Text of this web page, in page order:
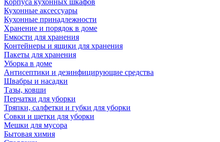
Корпуса кухонных шкафов
Кухонные аксессуары
Кухонные принадлежности
Хранение и порядок в доме
Емкости для хранения
Контейнеры и ящики для хранения
Пакеты для хранения
Уборка в доме
Антисептики и дезинфицирующие средства
Швабры и насадки
Тазы, ковши
Перчатки для уборки
Тряпки, салфетки и губки для уборки
Совки и щетки для уборки
Мешки для мусора
Бытовая химия